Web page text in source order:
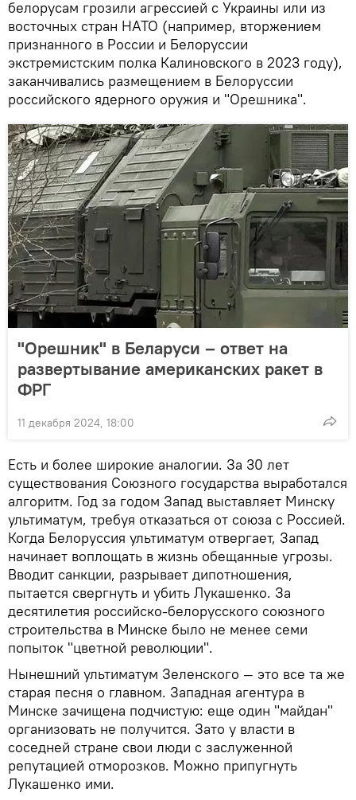
белорусам грозили агрессией с Украины или из
восточных стран НАТО (например, вторжением
признанного в России и Белоруссии
экстремистским полка Калиновского в 2023 году),
заканчивались размещением в Белоруссии
российского ядерного оружия и "Орешника".
"Орешник" в Беларуси – ответ на
развертывание американских ракет в
ФРГ
11 декабря 2024, 18:00
Есть и более широкие аналогии. За 30 лет
существования Союзного государства выработался
алгоритм. Год за годом Запад выставляет Минску
ультиматум, требуя отказаться от союза с Россией.
Когда Белоруссия ультиматум отвергает, Запад
начинает воплощать в жизнь обещанные угрозы.
Вводит санкции, разрывает дипотношения,
пытается свергнуть и убить Лукашенко. За
десятилетия российско-белорусского союзного
строительства в Минске было не менее семи
попыток "цветной революции".
Нынешний ультиматум Зеленского — это все та же
старая песня о главном. Западная агентура в
Минске зачищена подчистую: еще один "майдан"
организовать не получится. Зато у власти в
соседней стране свои люди с заслуженной
репутацией отморозков. Можно припугнуть
Лукашенко ими.